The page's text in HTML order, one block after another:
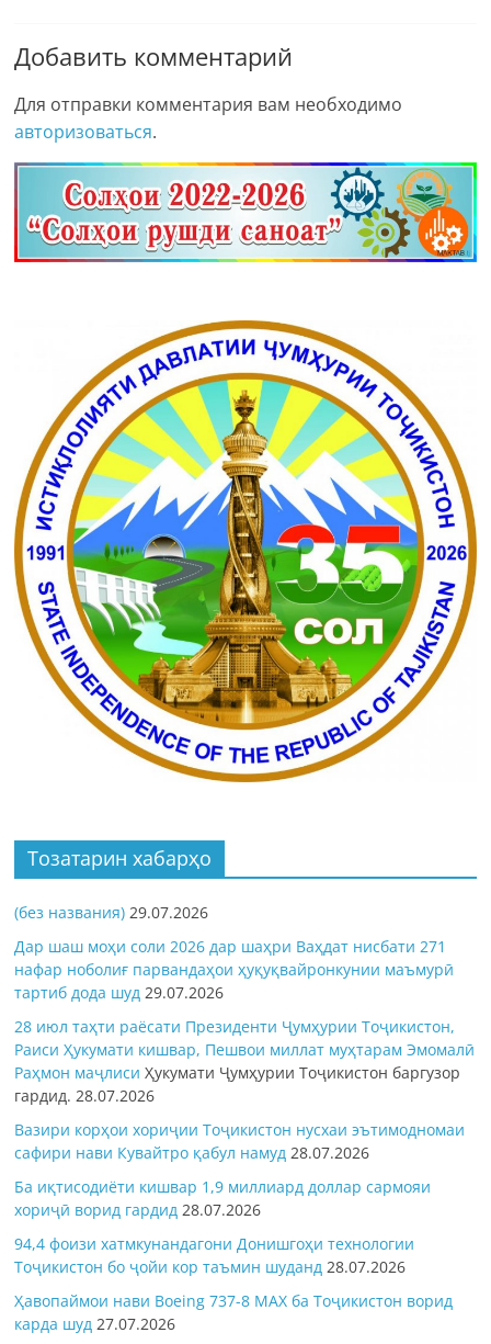
Добавить комментарий
Для отправки комментария вам необходимо
авторизоваться.
Тозатарин хабарҳо
(без названия) 29.07.2026
Дар шаш моҳи соли 2026 дар шаҳри Ваҳдат нисбати 271
нафар ноболиғ парвандаҳои ҳуқуқвайронкунии маъмурӣ
тартиб дода шуд 29.07.2026
28 июл таҳти раёсати Президенти Ҷумҳурии Тоҷикистон,
Раиси Ҳукумати кишвар, Пешвои миллат муҳтарам Эмомалӣ
Раҳмон маҷлисиҲукумати Ҷумҳурии Тоҷикистон баргузор
гардид.28.07.2026
Вазири корҳои хориҷии Тоҷикистон нусхаи эътимодномаи
сафири нави Кувайтро қабул намуд 28.07.2026
Ба иқтисодиёти кишвар 1,9 миллиард доллар сармояи
хориҷӣ ворид гардид 28.07.2026
94,4 фоизи хатмкунандагони Донишгоҳи технологии
Тоҷикистон бо ҷойи кор таъмин шуданд 28.07.2026
Ҳавопаймои нави Boeing 737-8 MAX ба Тоҷикистон ворид
карда шуд 27.07.2026